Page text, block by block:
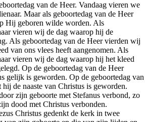
van de Heer. Vandaag vieren we
Maar als geboortedag van de Heer
Hij geboren wilde worden. Als
vieren wij de dag waarop hij de
Als geboortedag van de Heer vierden wij
van ons vlees heeft aangenomen. Als
vieren wij de dag waarop hij het kleed
Op de geboortedag van de Heer
gelijk is geworden. Op de geboortedag van
de naaste van Christus is geworden.
zijn geboorte met Stefanus verbond, zo
dood met Christus verbonden.
Christus gedenkt de kerk in twee